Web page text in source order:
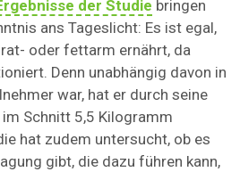
der Studie bringen
ans Tageslicht: Es ist egal,
oder fettarm ernährt, da
Denn unabhängig davon in
war, hat er durch seine
Schnitt 5,5 Kilogramm
hat zudem untersucht, ob es
gibt, die dazu führen kann,